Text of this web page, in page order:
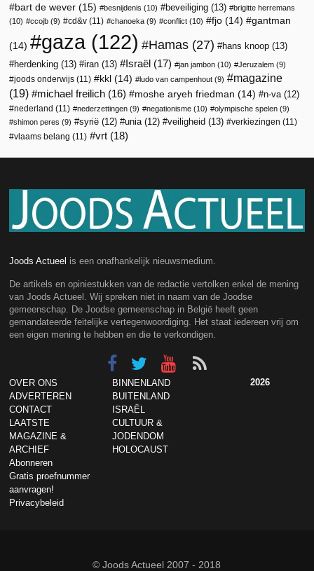
bart de wever (15) besnijdenis (10) beveiliging (13)
brigitte herremans
(10)
ccojb (9) cd&v (11) chanoeka (9) conflict (10) fjo (14) gantman
(14) gaza(122) Hamas (27) hans knoop (13)
herdenking (13) iran (13) Israël (17) jan jambon (10) Jeruzalem (9)
joods onderwijs (11) kkl (14) ludo van campenhout (9)
magazine
(19)
michael freilich (16) moshe aryeh friedman (14) n-va(12)
nederland (11) nederzettingen (9) negationisme (10) olympische spelen (9)
shimon peres (9) syrië (12) unia(12) veiligheid (13) verkiezingen (11)
vlaams belang (11) vrt (18)
Joods Actueel is een onafhankelijk nieuwsmedium.
De artikels en opiniestukken van de redactie vertolken enkel de mening
van Joods Actueel. Wij spreken niet in naam van de Joodse
gemeenschap. De Joodse gemeenschap in België heeft geen
gemandateerde feitelijke vertegenwoordiging. Het staat iedereen vrij om
een eigen mening te hebben en die te verkondigen.
OVER ONS
ADVERTEREN
CONTACT
LAATSTE
MAGAZINE &
ARCHIEF
Abonneren
Gratis proefnummer
aanvragen!
Privacybeleid
BINNENLAND
BUITENLAND
ISRAËL
CULTUUR &
JODENDOM
HOLOCAUST
2026
© Joods Actueel 2007 - 2018